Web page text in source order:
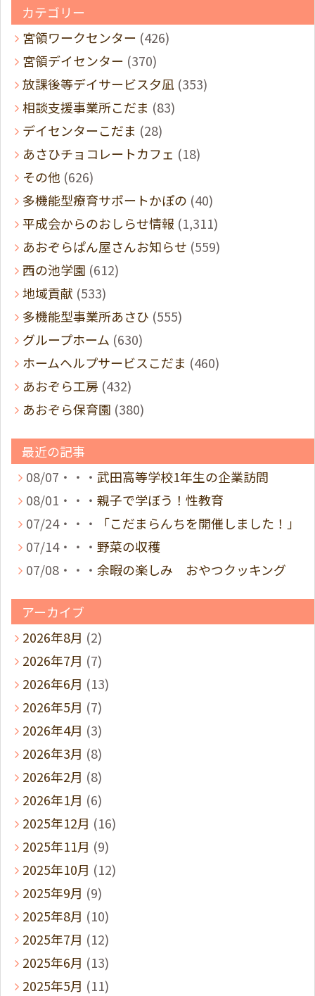
カテゴリー
宮領ワークセンター (426)
宮領デイセンター (370)
放課後等デイサービス夕凪 (353)
相談支援事業所こだま (83)
デイセンターこだま (28)
あさひチョコレートカフェ (18)
その他 (626)
多機能型療育サポートかぽの (40)
平成会からのおしらせ情報 (1,311)
あおぞらぱん屋さんお知らせ (559)
西の池学園 (612)
地域貢献 (533)
多機能型事業所あさひ (555)
グループホーム (630)
ホームヘルプサービスこだま (460)
あおぞら工房 (432)
あおぞら保育園 (380)
最近の記事
08/07・・・ 武田高等学校1年生の企業訪問
08/01・・・ 親子で学ぼう！性教育
07/24・・・
「こだまらんちを開催しました！」
07/14・・・ 野菜の収穫
07/08・・・ 余暇の楽しみ おやつクッキング
アーカイブ
2026年8月 (2)
2026年7月 (7)
2026年6月 (13)
2026年5月 (7)
2026年4月 (3)
2026年3月 (8)
2026年2月 (8)
2026年1月 (6)
2025年12月 (16)
2025年11月 (9)
2025年10月 (12)
2025年9月 (9)
2025年8月 (10)
2025年7月 (12)
2025年6月 (13)
2025年5月 (11)